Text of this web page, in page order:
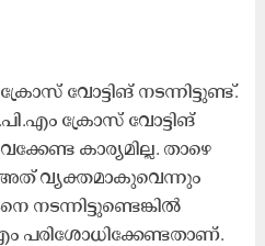
വോട്ടിങ് നടന്നിട്ടുണ്ട്.
ക്രോസ് വോട്ടിങ്
കാര്യമില്ല. താഴെ
അത് വ്യക്തമാകുവെന്നും
പരിശോധിക്കേണ്ടതാണ്.